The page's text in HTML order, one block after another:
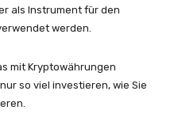
als Instrument für den
werden.
mit Kryptowährungen
so viel investieren, wie Sie